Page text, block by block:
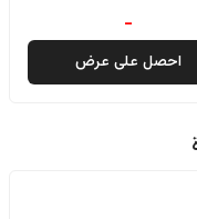
-
احصل على عرض